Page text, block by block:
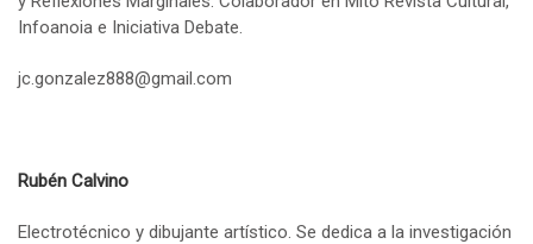
Infoanoia e Iniciativa Debate.
jc.gonzalez888@gmail.com
Rubén Calvino
Electrotécnico y dibujante artístico. Se dedica a la investigación